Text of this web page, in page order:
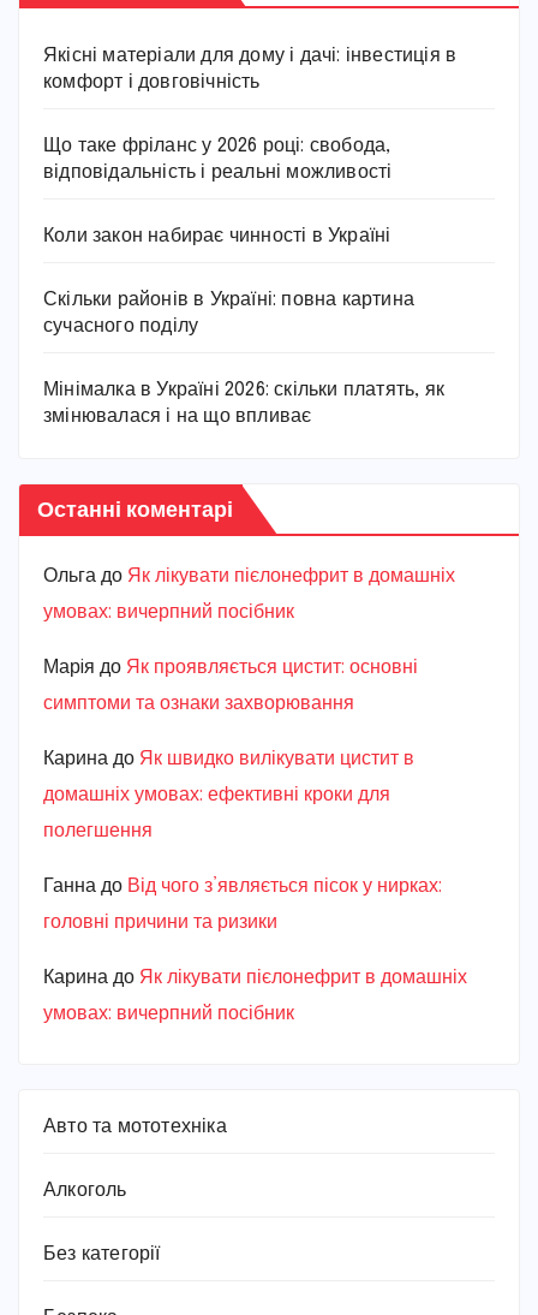
Якісні матеріали для дому і дачі: інвестиція в
комфорт і довговічність
Що таке фріланс у 2026 році: свобода,
відповідальність і реальні можливості
Коли закон набирає чинності в Україні
Скільки районів в Україні: повна картина
сучасного поділу
Мінімалка в Україні 2026: скільки платять, як
змінювалася і на що впливає
Останні коментарі
Ольга до Як лікувати пієлонефрит в домашніх
умовах: вичерпний посібник
Марiя до Як проявляється цистит: основні
симптоми та ознаки захворювання
Карина до Як швидко вилікувати цистит в
домашніх умовах: ефективні кроки для
полегшення
Ганна до Від чого з’являється пісок у нирках:
головні причини та ризики
Карина до Як лікувати пієлонефрит в домашніх
умовах: вичерпний посібник
Авто та мототехніка
Алкоголь
Без категорії